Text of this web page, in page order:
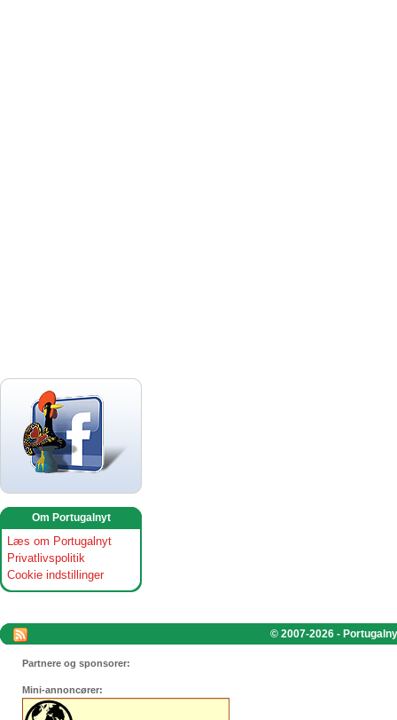
Om Portugalnyt
Læs om Portugalnyt
Privatlivspolitik
Cookie indstillinger
© 2007-2026 -
Partnere og sponsorer:
Mini-annoncører: